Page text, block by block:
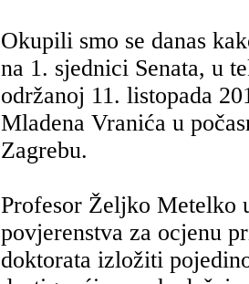
Okupili smo se danas
na 1. sjednici Senata, u
održanoj 11. listopada
Mladena Vranića u
Zagrebu.
Profesor Željko Metelko
povjerenstva za ocjenu
doktorata izložiti